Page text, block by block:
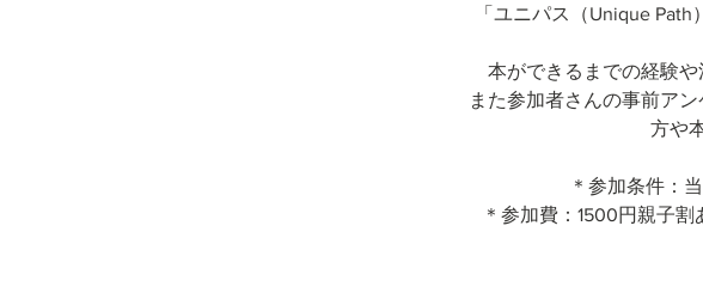
「ユニパス（Unique
本ができるまでの経験や
また参加者さんの事前ア
方や
＊参加条件：
＊参加費：1500円親子